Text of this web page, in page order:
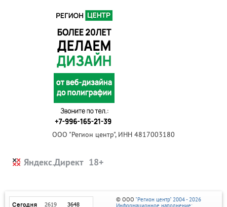
ООО "Регион центр", ИНН 4817003180
Яндекс.Директ
© ООО "Регион центр" 2004 - 2026
Информационное наполнение: